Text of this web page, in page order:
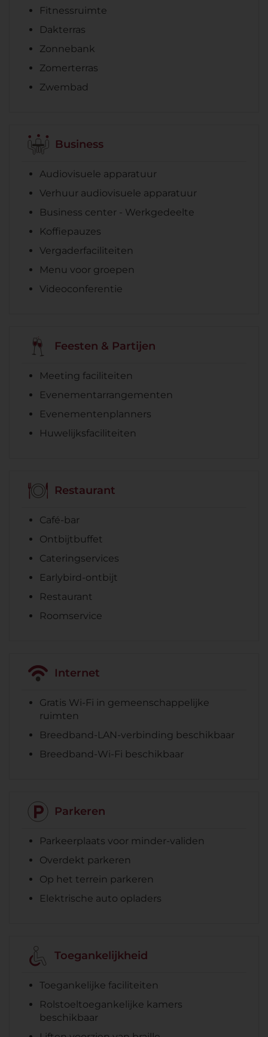
Fitnessruimte
Dakterras
Zonnebank
Zomerterras
Zwembad
Business
Audiovisuele apparatuur
Verhuur audiovisuele apparatuur
Business center - Werkgedeelte
Koffiepauzes
Vergaderfaciliteiten
Menu voor groepen
Videoconferentie
Feesten & Partijen
Meeting faciliteiten
Evenementarrangementen
Evenementenplanners
Huwelijksfaciliteiten
Restaurant
Café-bar
Ontbijtbuffet
Cateringservices
Earlybird-ontbijt
Restaurant
Roomservice
Internet
Gratis Wi-Fi in gemeenschappelijke
ruimten
Breedband-LAN-verbinding beschikbaar
Breedband-Wi-Fi beschikbaar
Parkeren
Parkeerplaats voor minder-validen
Overdekt parkeren
Op het terrein parkeren
Elektrische auto opladers
Toegankelijkheid
Toegankelijke faciliteiten
Rolstoeltoegankelijke kamers
beschikbaar